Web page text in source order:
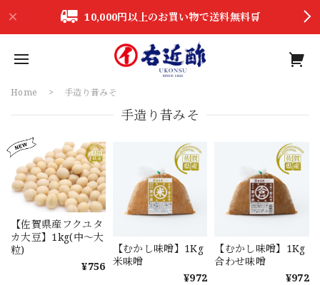
10,000円以上のお買い物で送料無料🛒
Home 手造り昔みそ
手造り昔みそ
【佐賀県産フクユタ
カ大豆】1kg(中～大
粒)
¥756
【むかし味噌】1Kg
米味噌
¥972
【むかし味噌】1Kg
合わせ味噌
¥972